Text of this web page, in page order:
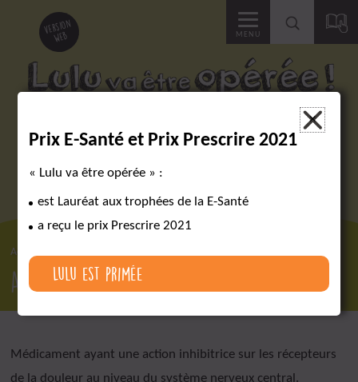
Des outils pour réussir un parcours chirurgical complexe
version
web MENU
Accéder
la
Accueil
Antinociceptif
Médicament ayant une action inhibitrice sur les récepteurs
de la douleur au niveau du système nerveux central.
Prix E-Santé et Prix Prescrire 2021
« Lulu va être opérée » :
est Lauréat aux trophées de la E-Santé
a reçu le prix Prescrire 2021
Lulu est primée
×